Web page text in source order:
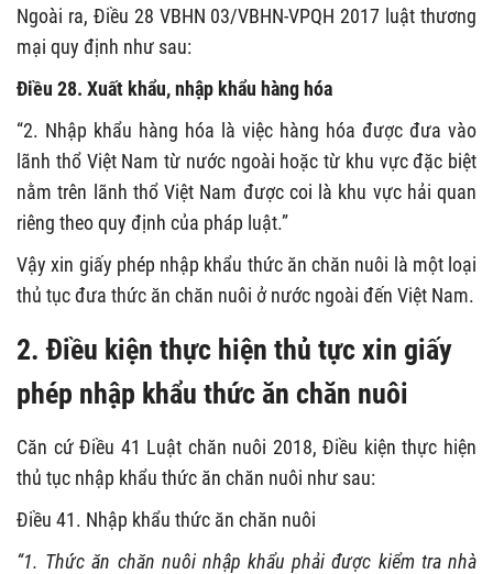
Ngoài ra, Điều 28 VBHN 03/VBHN-VPQH 2017 luật thương
mại quy định như sau:
Điều 28. Xuất khẩu, nhập khẩu hàng hóa
“2. Nhập khẩu hàng hóa là việc hàng hóa được đưa vào
lãnh thổ Việt Nam từ nước ngoài hoặc từ khu vực đặc biệt
nằm trên lãnh thổ Việt Nam được coi là khu vực hải quan
riêng theo quy định của pháp luật.”
Vậy xin giấy phép nhập khẩu thức ăn chăn nuôi là một loại
thủ tục đưa thức ăn chăn nuôi ở nước ngoài đến Việt Nam.
2.Điều kiện thực hiện thủ tực xin giấy
phép nhập khẩu thức ăn chăn nuôi
Căn cứ Điều 41 Luật chăn nuôi 2018, Điều kiện thực hiện
thủ tục nhập khẩu thức ăn chăn nuôi như sau:
Điều 41. Nhập khẩu thức ăn chăn nuôi
“1. Thức ăn chăn nuôi nhập khẩu phải được kiểm tra nhà